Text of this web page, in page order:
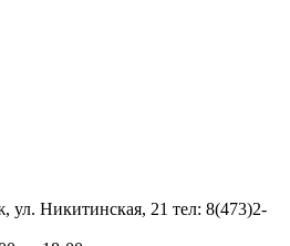
ул. Никитинская, 21 тел: 8(473)2-